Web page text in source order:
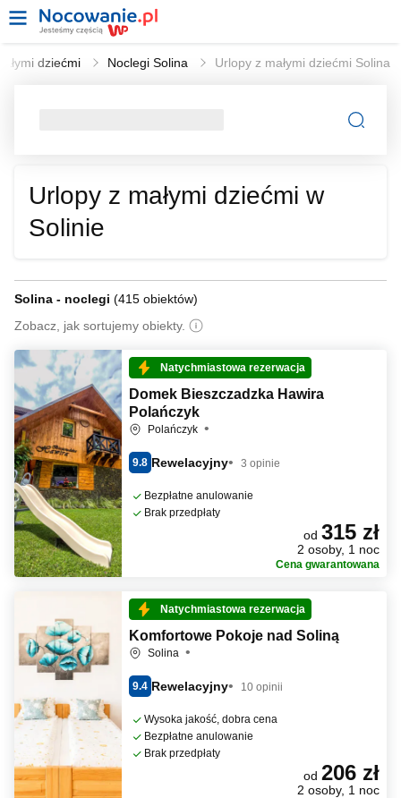
dziećmi Noclegi Solina Urlopy z małymi dziećmi Solina
Urlopy z małymi dziećmi w
Solinie
Solina - noclegi (415 obiektów)
Zobacz, jak sortujemy obiekty.
Natychmiastowa rezerwacja
Domek Bieszczadzka Hawira
Polańczyk
Polańczyk
9.8 Rewelacyjny 3 opinie
Bezpłatne anulowanie
Brak przedpłaty
od 315 zł
2 osoby, 1 noc
Cena gwarantowana
Natychmiastowa rezerwacja
Komfortowe Pokoje nad Soliną
Solina
9.4 Rewelacyjny 10 opinii
Wysoka jakość, dobra cena
Bezpłatne anulowanie
Brak przedpłaty
od 206 zł
2 osoby, 1 noc